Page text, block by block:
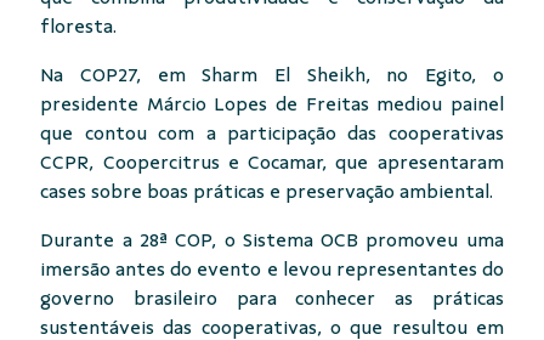
floresta.
Na COP27, em Sharm El Sheikh, no Egito, o
presidente Márcio Lopes de Freitas mediou painel
que contou com a participação das cooperativas
CCPR, Coopercitrus e Cocamar, que apresentaram
cases sobre boas práticas e preservação ambiental.
Durante a 28ª COP, o Sistema OCB promoveu uma
imersão antes do evento e levou representantes do
governo brasileiro para conhecer as práticas
sustentáveis das cooperativas, o que resultou em